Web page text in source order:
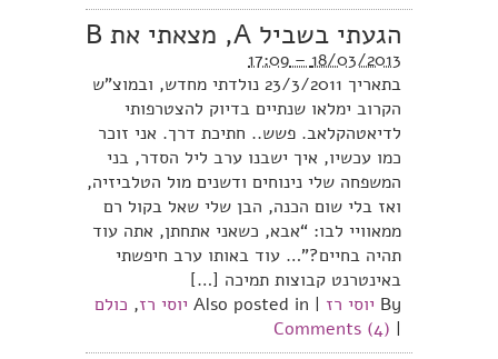
הגעתי בשביל A, מצאתי את B
18/03/2013 – 17:09
בתאריך 23/3/2011 נולדתי מחדש, ובמוצ”ש
הקרוב ימלאו שנתיים בדיוק להצטרפותי
לדיאטהקלאב. פשש.. חתיכת דרך. אני זוכר
כמו עכשיו, איך ישבנו ערב ליל הסדר, בני
המשפחה שלי נינוחים ודשנים מול הטלביזיה,
ואז בלי שום הכנה, הבן שלי שאל בקול רם
ממאוויי לבו: “אבא, כשאני אתחתן, אתה עוד
תהיה בחיים?”… עוד באותו ערב חיפשתי
באינטרנט קבוצות תמיכה […]
By יוסי רז |
Also posted in יוסי רז, כולם
|
Comments (4)